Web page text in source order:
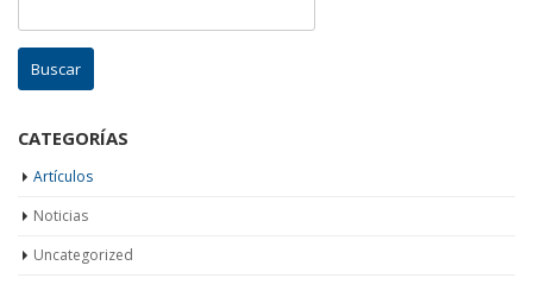
CATEGORÍAS
Artículos
Noticias
Uncategorized